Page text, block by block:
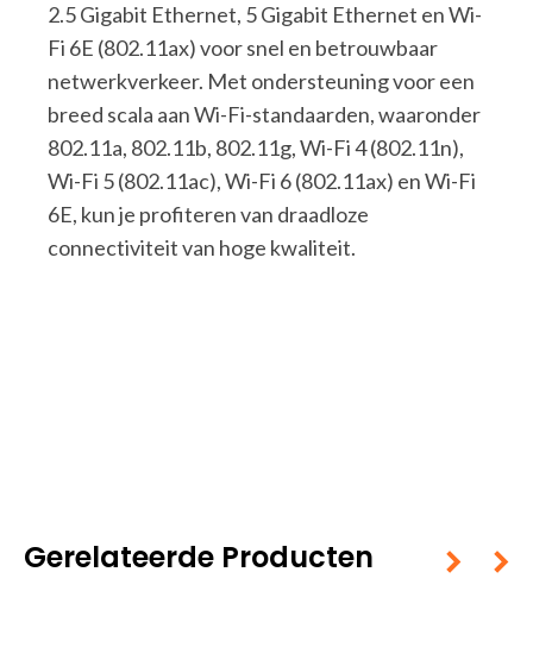
2.5 Gigabit Ethernet, 5 Gigabit Ethernet en Wi-
Fi 6E (802.11ax) voor snel en betrouwbaar
netwerkverkeer. Met ondersteuning voor een
breed scala aan Wi-Fi-standaarden, waaronder
802.11a, 802.11b, 802.11g, Wi-Fi 4 (802.11n),
Wi-Fi 5 (802.11ac), Wi-Fi 6 (802.11ax) en Wi-Fi
6E, kun je profiteren van draadloze
connectiviteit van hoge kwaliteit.
Gerelateerde Producten